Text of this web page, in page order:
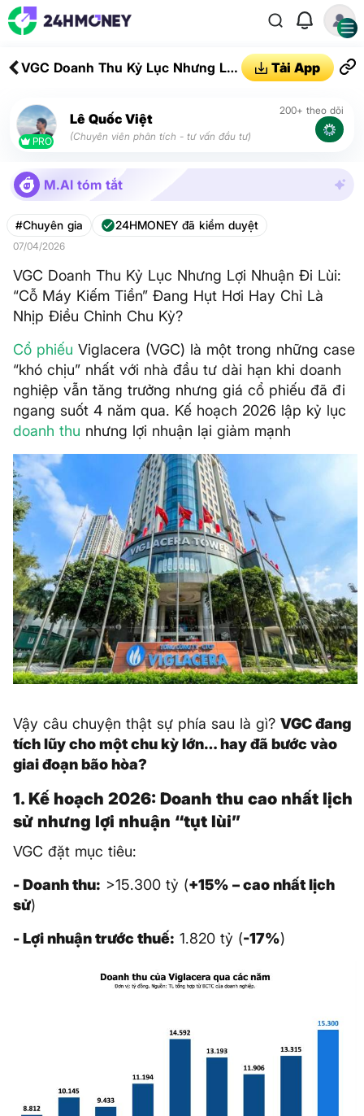
VGC Doanh Thu Kỷ Lục Nhưng Lợi
Đang Hụt Hơi Hay Chỉ Là Nhịp
Điều Chỉnh Chu Kỳ?
Tải App
PRO
Lê Quốc Việt
(Chuyên viên phân tích - tư vấn đầu tư)
200+ theo dõi
M.AI tóm tắt
#Chuyên gia 24HMONEY đã kiểm duyệt
07/04/2026
VGC Doanh Thu Kỷ Lục Nhưng Lợi Nhuận Đi Lùi:
“Cỗ Máy Kiếm Tiền” Đang Hụt Hơi Hay Chỉ Là
Nhịp Điều Chỉnh Chu Kỳ?
Cổ phiếu Viglacera (VGC) là một trong những case
“khó chịu” nhất với nhà đầu tư dài hạn khi doanh
nghiệp vẫn tăng trưởng nhưng giá cổ phiếu đã đi
ngang suốt 4 năm qua. Kế hoạch 2026 lập kỷ lục
doanh thu nhưng lợi nhuận lại giảm mạnh
Vậy câu chuyện thật sự phía sau là gì? VGC đang
tích lũy cho một chu kỳ lớn… hay đã bước vào
giai đoạn bão hòa?
1. Kế hoạch 2026: Doanh thu cao nhất lịch
sử nhưng lợi nhuận “tụt lùi”
VGC đặt mục tiêu:
- Doanh thu: >15.300 tỷ (+15% – cao nhất lịch
sử)
- Lợi nhuận trước thuế: 1.820 tỷ (-17%)